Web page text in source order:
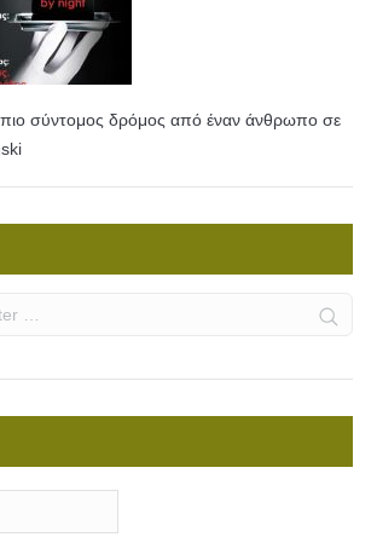
πιο σύντομος δρόμος από έναν άνθρωπο σε